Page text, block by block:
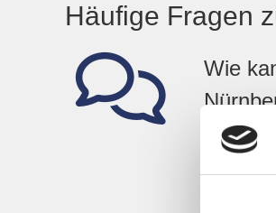
Häufige Fragen
Wie
Sie